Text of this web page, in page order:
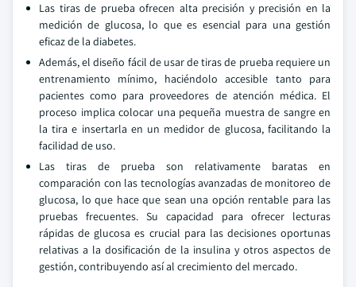
Las tiras de prueba ofrecen alta precisión y precisión en la
medición de glucosa, lo que es esencial para una gestión
eficaz de la diabetes.
Además, el diseño fácil de usar de tiras de prueba requiere un
entrenamiento mínimo, haciéndolo accesible tanto para
pacientes como para proveedores de atención médica. El
proceso implica colocar una pequeña muestra de sangre en
la tira e insertarla en un medidor de glucosa, facilitando la
facilidad de uso.
Las tiras de prueba son relativamente baratas en
comparación con las tecnologías avanzadas de monitoreo de
glucosa, lo que hace que sean una opción rentable para las
pruebas frecuentes. Su capacidad para ofrecer lecturas
rápidas de glucosa es crucial para las decisiones oportunas
relativas a la dosificación de la insulina y otros aspectos de
gestión, contribuyendo así al crecimiento del mercado.